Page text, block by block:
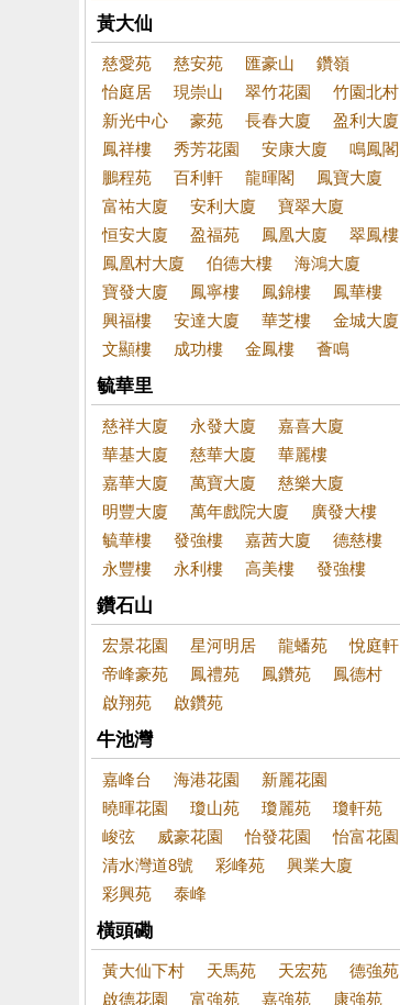
黃大仙
慈愛苑 慈安苑 匯豪山
鑽嶺
怡庭居
現崇山 翠竹花園
竹園北村
新光中心
豪苑 長春大廈
盈利大廈
鳳祥樓
秀芳花園 安康大廈
鳴鳳閣
鵬程苑
百利軒 龍暉閣
鳳寶大廈
富祐大廈
安利大廈
寶翠大廈
恒安大廈
盈福苑 鳳凰大廈
翠鳳樓
鳳凰村大廈
伯德大樓
海鴻大廈
寶發大廈
鳳寧樓 鳳錦樓
鳳華樓
興福樓
安達大廈 華芝樓
金城大廈
文顯樓
成功樓 金鳳樓 薈鳴
毓華里
慈祥大廈 永發大廈
嘉喜大廈
華基大廈
慈華大廈
華麗樓
嘉華大廈
萬寶大廈
慈樂大廈
明豐大廈
萬年戲院大廈
廣發大樓
毓華樓
發強樓 嘉茜大廈
德慈樓
永豐樓
永利樓 高美樓 發強樓
鑽石山
宏景花園 星河明居 龍蟠苑
悅庭軒
帝峰豪苑
鳳禮苑 鳳鑽苑
鳳德村
啟翔苑
啟鑽苑
牛池灣
嘉峰台 海港花園
新麗花園
曉暉花園
瓊山苑 瓊麗苑
瓊軒苑
峻弦
威豪花園 怡發花園
怡富花園
清水灣道8號
彩峰苑
興業大廈
彩興苑
泰峰
橫頭磡
黃大仙下村 天馬苑 天宏苑
德強苑
啟德花園
富強苑 嘉強苑 康強苑